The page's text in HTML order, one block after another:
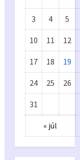
3 4 5
10 11 12
17 18 19
24 25 26
31
« júl
Önkormányzat